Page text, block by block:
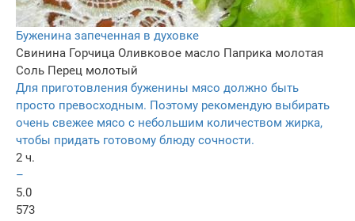
Буженина запеченная в духовке
Свинина Горчица Оливковое масло Паприка молотая
Соль Перец молотый
Для приготовления буженины мясо должно быть
просто превосходным. Поэтому рекомендую выбирать
очень свежее мясо с небольшим количеством жирка,
чтобы придать готовому блюду сочности.
2 ч.
–
5.0
573